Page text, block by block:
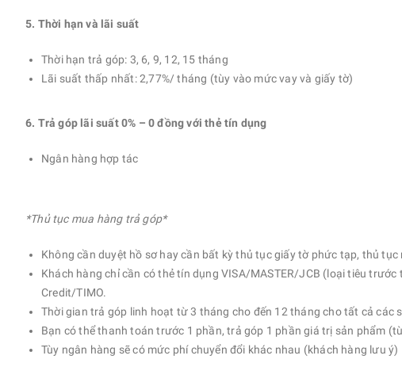
5. Thời hạn và lãi suất
Thời hạn trả góp: 3, 6, 9, 12, 15 tháng
Lãi suất thấp nhất: 2,77%/ tháng (tùy vào mức vay và giấy tờ)
6. Trả góp lãi suất 0% – 0 đồng với thẻ tín dụng
Ngân hàng hợp tác
*Thủ tục mua hàng trả góp*
Không cần duyệt hồ sơ hay cần bất kỳ thủ tục giấy tờ phức tạp, thủ tục
Khách hàng chỉ cần có thẻ tín dụng VISA/MASTER/JCB (loại tiêu
Credit/TIMO.
Thời gian trả góp linh hoạt từ 3 tháng cho đến 12 tháng cho tất cả
Bạn có thể thanh toán trước 1 phần, trả góp 1 phần giá trị sản phẩm
Tùy ngân hàng sẽ có mức phí chuyển đổi khác nhau (khách hàng lưu ý)